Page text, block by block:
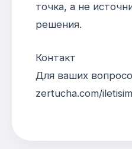
точка, а не
решения.
Контакт
Для ваших
zertucha.com/iletisim